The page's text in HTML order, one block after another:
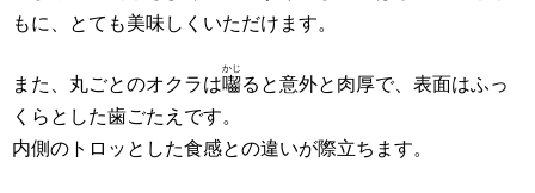
もに、とても美味しくいただけます。
また、丸ごとのオクラは囓
かじ
ると意外と肉厚で、表面はふっ
くらとした歯ごたえです。
内側のトロッとした食感との違いが際立ちます。